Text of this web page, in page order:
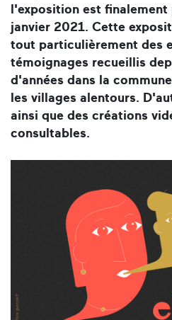
l'exposition est
janvier 2021. Cette
tout particulièrement des
témoignages recueillis
d'années dans la
les villages alentours.
ainsi que des créations
consultables.